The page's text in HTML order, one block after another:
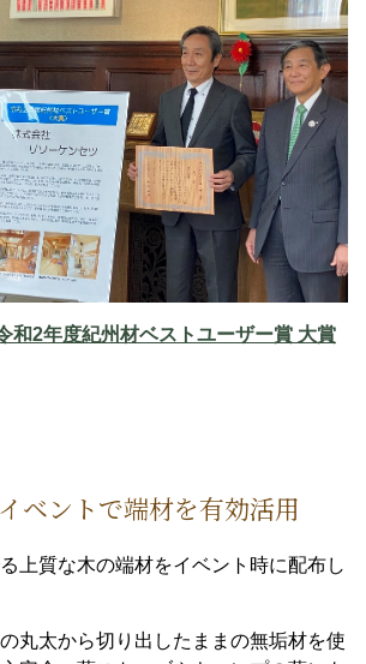
和2年度紀州材ベストユーザー賞 大賞
ベントで端材を有効活用
上質な木の端材をイベント時に配布し
丸太から切り出したままの無垢材を使